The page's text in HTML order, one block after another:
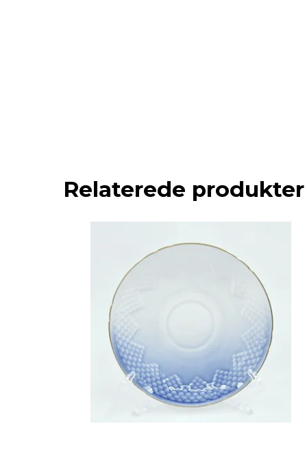
Relaterede produkter